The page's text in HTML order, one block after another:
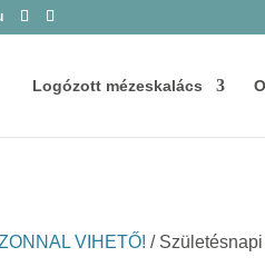
Logózott mézeskalács
VIHETŐ! /